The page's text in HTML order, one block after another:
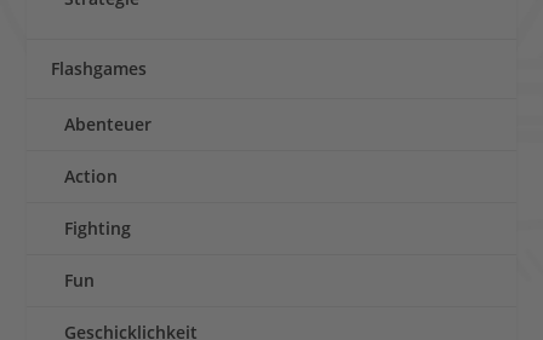
Flashgames
Abenteuer
Action
Fighting
Fun
Geschicklichkeit